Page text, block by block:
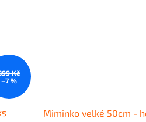
Kč
–7 %
Miminko velké 50cm -